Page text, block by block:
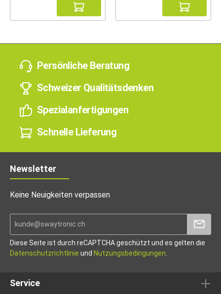
Persönliche Beratung
Schweizer Qualitätsdenken
Spezialanfertigungen
Schnelle Lieferung
Newsletter
Keine Neuigkeiten verpassen
Diese Seite ist durch reCAPTCHA geschützt und es gelten die
Datenschutzrichtlinie und Nutzungsbedingungen
Service